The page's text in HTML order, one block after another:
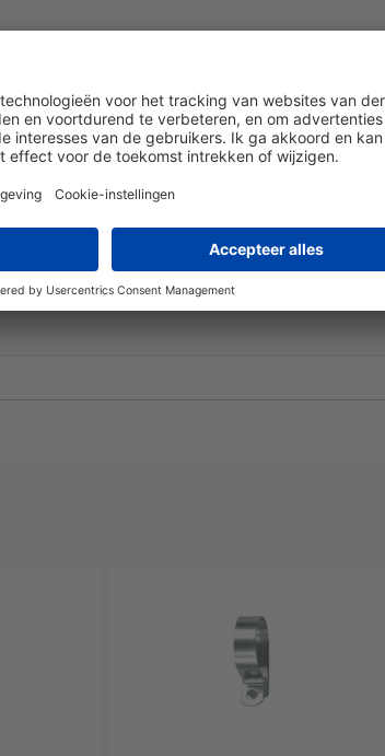
en verpakkingsinformatie
tot +600 °C